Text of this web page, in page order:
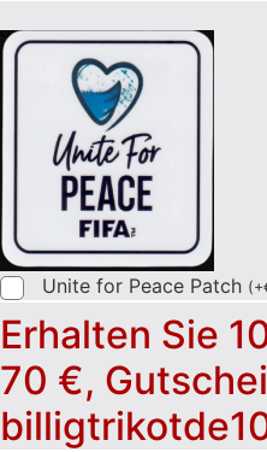
Unite for Peace Patch (+
Erhalten Sie
70 €,